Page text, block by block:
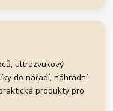
ultrazvukový
do nářadí, náhradní
produkty pro